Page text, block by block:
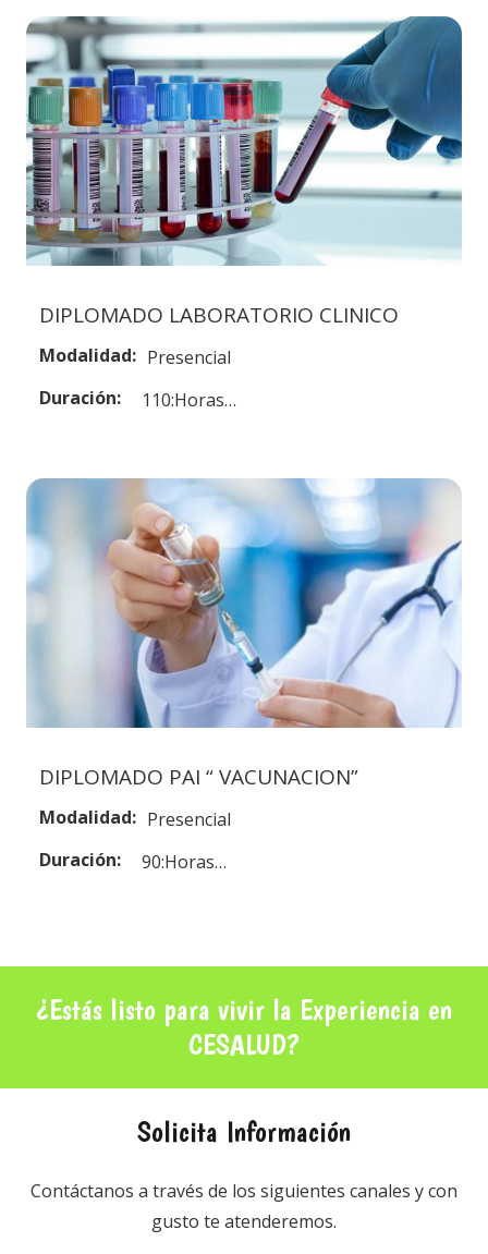
DIPLOMADO LABORATORIO CLINICO
Modalidad: Presencial
Duración:
110:Horas…
DIPLOMADO PAI “ VACUNACION”
Modalidad: Presencial
Duración:
90:Horas…
¿Estás listo para vivir la Experiencia en
CESALUD?
Solicita Información
Contáctanos a través de los siguientes canales y con
gusto te atenderemos.